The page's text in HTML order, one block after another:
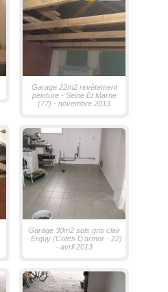
Garage 22m2 revêtement
peinture - Seine Et Marne
(77) - novembre 2013
Garage 30m2 sols gris clair
- Erquy (Cotes D'armor - 22)
- avril 2013